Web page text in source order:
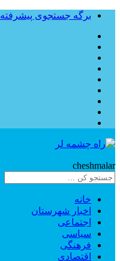
برگه جستجوی پیشرفته
cheshmalar
خانه
اخبار شهرستان
اجتماعی
سیاسی
فرهنگی
اقتصادی